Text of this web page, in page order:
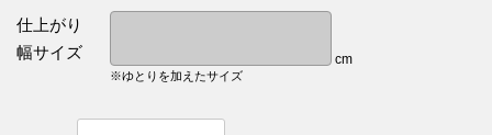
仕上がり
幅サイズ
cm
※ゆとりを加えたサイズ